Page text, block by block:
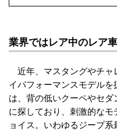
業界ではレア中のレア車
近年、マスタングやチャ
イパフォーマンスモデル
は、背の低いクーペやセ
に探しており、刺激的な
ョイス。いわゆるジープ系